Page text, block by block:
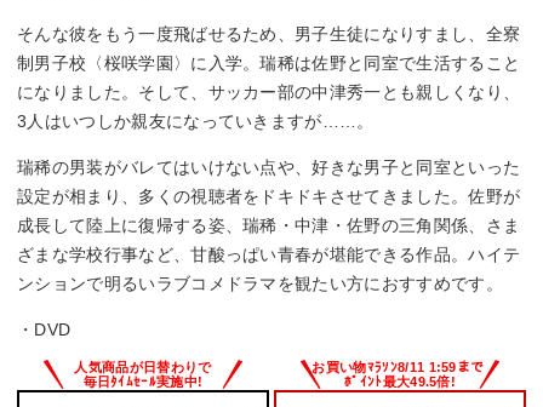
そんな彼をもう一度飛ばせるため、男子生徒になりすまし、全寮
制男子校〈桜咲学園〉に入学。瑞稀は佐野と同室で生活すること
になりました。そして、サッカー部の中津秀一とも親しくなり、
3人はいつしか親友になっていきますが……。
瑞稀の男装がバレてはいけない点や、好きな男子と同室といった
設定が相まり、多くの視聴者をドキドキさせてきました。佐野が
成長して陸上に復帰する姿、瑞稀・中津・佐野の三角関係、さま
ざまな学校行事など、甘酸っぱい青春が堪能できる作品。ハイテ
ンションで明るいラブコメドラマを観たい方におすすめです。
・DVD